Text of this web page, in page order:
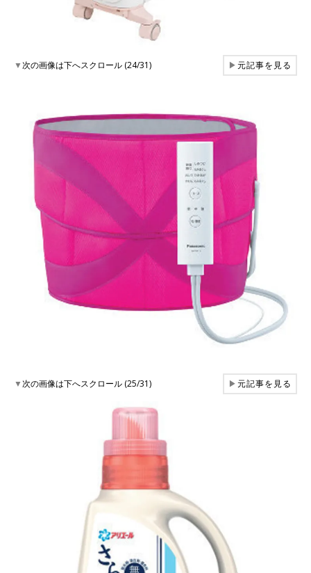
▼次の画像は下へスクロール (24/31) ▶元記事を見る
▼次の画像は下へスクロール (25/31) ▶元記事を見る